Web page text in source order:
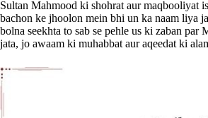
Sultan Mahmood ki shohrat aur maqbooliyat
bachon ke jhoolon mein bhi un ka naam liya
bolna seekhta to sab se pehle us ki zaban par
jata, jo awaam ki muhabbat aur aqeedat ki